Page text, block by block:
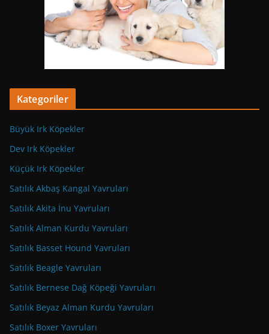
Kategoriler
Büyük Irk Köpekler
Dev Irk Köpekler
Küçük Irk Köpekler
Satılık Akbaş Kangal Yavruları
Satılık Akita İnu Yavruları
Satılık Alman Kurdu Yavruları
Satılık Basset Hound Yavruları
Satılık Beagle Yavruları
Satılık Bernese Dağ Köpeği Yavruları
Satılık Beyaz Alman Kurdu Yavruları
Satılık Boxer Yavruları